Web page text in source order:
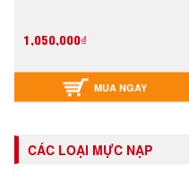
1,050,000₫
MUA NGAY
CÁC LOẠI MỰC NẠP